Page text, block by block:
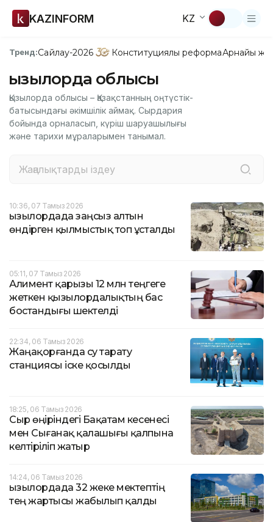
KAZINFORM KZ
Тренд:Сайлау-2026 Конституциялық реформаАрнайы
Қызылорда облысы
Қызылорда облысы – Қазақстанның оңтүстік-
батысындағы әкімшілік аймақ. Сырдария
бойында орналасып, күріш шаруашылығы
және тарихи мұраларымен танымал.
10:36, 07 Тамыз 2026
Қызылордада заңсыз алтын
өндірген қылмыстық топ ұсталды
05:11, 07 Тамыз 2026
Алимент қарызы 12 млн теңгеге
жеткен қызылордалықтың бас
бостандығы шектелді
22:34, 06 Тамыз 2026
Жаңақорғанда су тарату
станциясы іске қосылды
18:25, 06 Тамыз 2026
Сыр өңіріндегі Бақатам кесенесі
мен Сығанақ қалашығы қалпына
келтіріліп жатыр
14:24, 06 Тамыз 2026
Қызылордада 32 жеке мектептің
тең жартысы жабылып қалды